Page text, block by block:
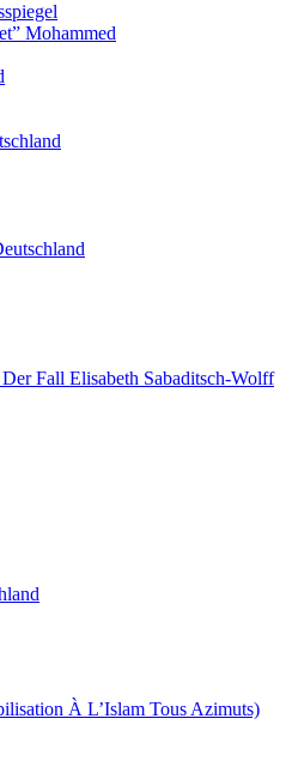
Mohammed
Fall Elisabeth Sabaditsch-Wolff
À L’Islam Tous Azimuts)